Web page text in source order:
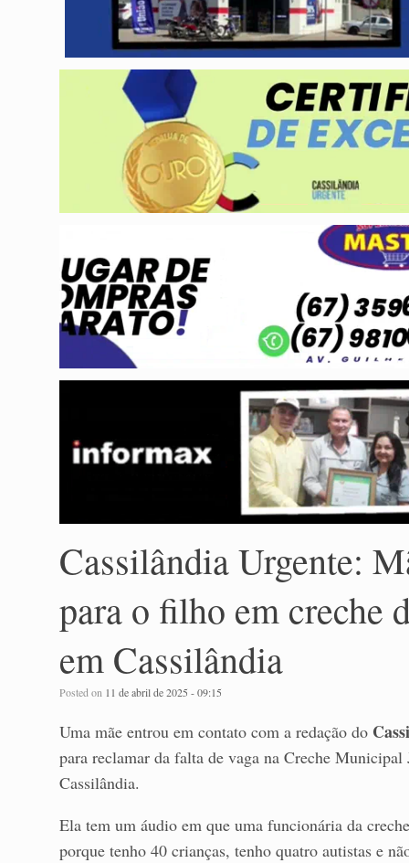
Cassilândia Urgente:
para o filho em creche
em Cassilândia
Posted on 11 de abril de 2025 - 09:15
Uma mãe entrou em contato com a redação do
para reclamar da falta de vaga na Creche
Cassilândia.
Ela tem um áudio em que uma funcionária da
porque tenho 40 crianças, tenho quatro autistas e